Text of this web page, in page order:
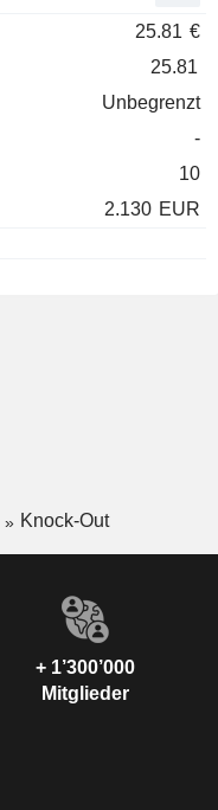
25.81 €
25.81
Unbegrenzt
-
10
2.130 EUR
Knock-Out
+ 1’300’000
Mitglieder